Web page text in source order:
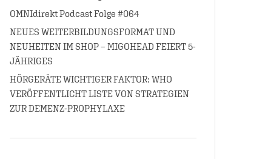
OMNIdirekt Podcast Folge #064
NEUES WEITERBILDUNGSFORMAT UND
NEUHEITEN IM SHOP – MIGOHEAD FEIERT 5-
JÄHRIGES
HÖRGERÄTE WICHTIGER FAKTOR: WHO
VERÖFFENTLICHT LISTE VON STRATEGIEN
ZUR DEMENZ-PROPHYLAXE